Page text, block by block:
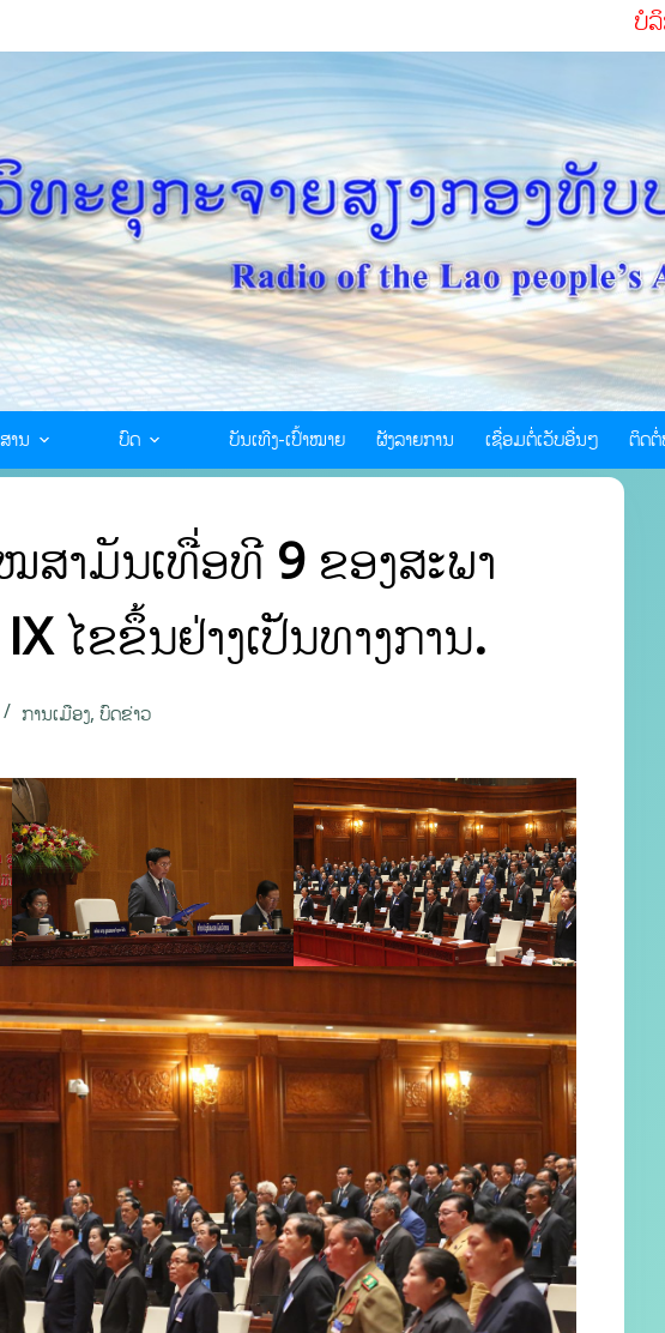
ບໍລິສຸດຕໍ່ຊາດ ຮັບ
ານ ບົດ ບັນເທີງ-ເປົ້າໝາຍ ຜັງລາຍການ ເຊື່ອມຕໍ່ເວັບອື່ນໆ ຕິດຕໍ່
ສາມັນເທື່ອທີ 9 ຂອງສະພາ
ໄຂຂຶ້ນຢ່າງເປັນທາງການ.
ການເມືອງ, ບົດຂ່າວ